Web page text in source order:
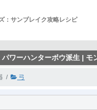
：サンブレイク攻略レシピ
ワーハンターボウ派生 | モ
弓